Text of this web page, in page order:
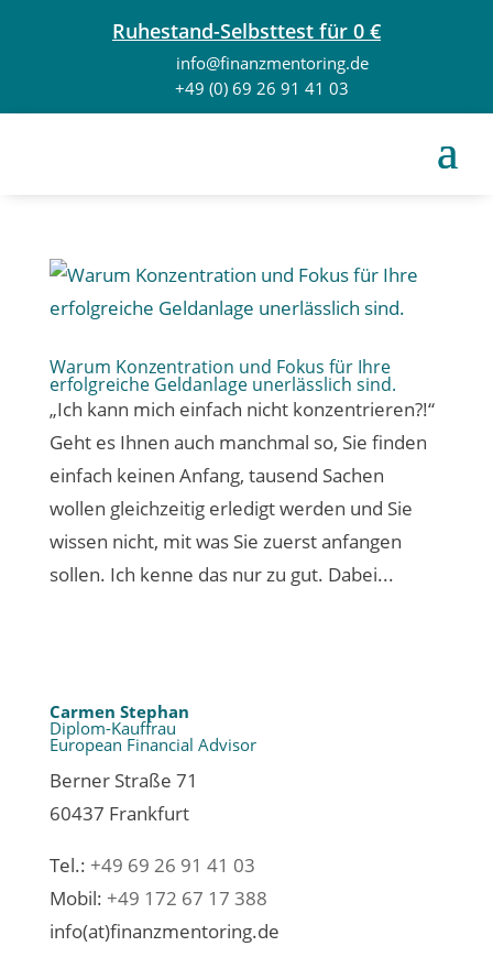
Ruhestand-Selbsttest für 0 €
info@finanzmentoring.de
+49 (0) 69 26 91 41 03
Warum Konzentration und Fokus für Ihre
erfolgreiche Geldanlage unerlässlich sind.
„Ich kann mich einfach nicht konzentrieren?!“
Geht es Ihnen auch manchmal so, Sie finden
einfach keinen Anfang, tausend Sachen
wollen gleichzeitig erledigt werden und Sie
wissen nicht, mit was Sie zuerst anfangen
sollen. Ich kenne das nur zu gut. Dabei...
Carmen Stephan
Diplom-Kauffrau
European Financial Advisor
Berner Straße 71
60437 Frankfurt
Tel.: +49 69 26 91 41 03
Mobil: +49 172 67 17 388
info(at)finanzmentoring.de